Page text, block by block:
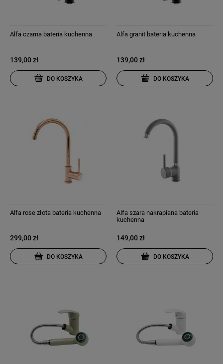
Alfa czarna bateria kuchenna
139,00 zł
DO KOSZYKA
Alfa granit bateria kuchenna
139,00 zł
DO KOSZYKA
Alfa rose złota bateria kuchenna
299,00 zł
DO KOSZYKA
Alfa szara nakrapiana bateria
kuchenna
149,00 zł
DO KOSZYKA